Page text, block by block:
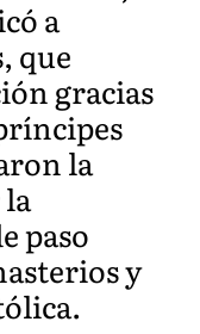
a
que
gracias
la
paso
y